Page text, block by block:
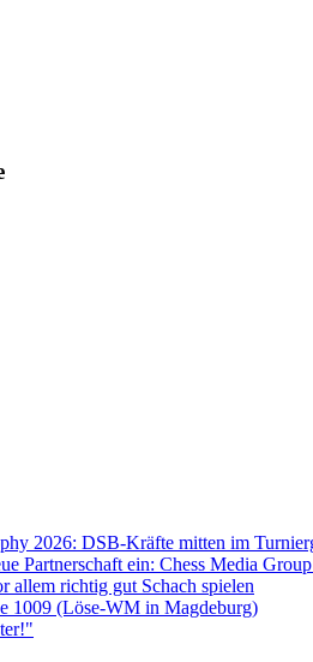
2026: DSB-Kräfte mitten im
Partnerschaft ein: Chess Media
allem richtig gut Schach spielen
1009 (Löse-WM in Magdeburg)